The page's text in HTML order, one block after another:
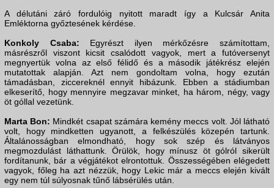
A délutáni záró fordulóig nyitott maradt így a Kulcsár Anita
Emléktorna győztesének kérdése.
Konkoly Csaba: Egyrészt ilyen mérkőzésre számítottam,
másrészről viszont kicsit csalódott vagyok, mert a futóversenyt
megnyertük volna az első félidő és a második játékrész elején
mutatottak alapján. Azt nem gondoltam volna, hogy ezután
támadásban, ziccereknél ennyit hibázunk. Ebben a stádiumban
elkeserítő, hogy mennyire megzavar minket, ha három, négy, vagy
öt góllal vezetünk.
Marta Bon: Mindkét csapat számára kemény meccs volt. Jól látható
volt, hogy mindketten ugyanott, a felkészülés közepén tartunk.
Általánosságban elmondható, hogy sok szép és látványos
megmozdulást láthattunk. Örülök, hogy mínusz öt gólról sikerült
fordítanunk, bár a végjátékot elrontottuk. Összességében elégedett
vagyok, főleg ha azt nézzük, hogy Lekic már a meccs elején kivált
egy nem túl súlyosnak tűnő lábsérülés után.